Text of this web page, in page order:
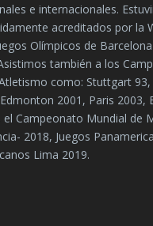
e internacionales.
acreditados por la
Olímpicos de
también a los
como: Stuttgart 93,
2001, Paris 2003,
el Campeonato Mundial de
2018, Juegos
Lima 2019.